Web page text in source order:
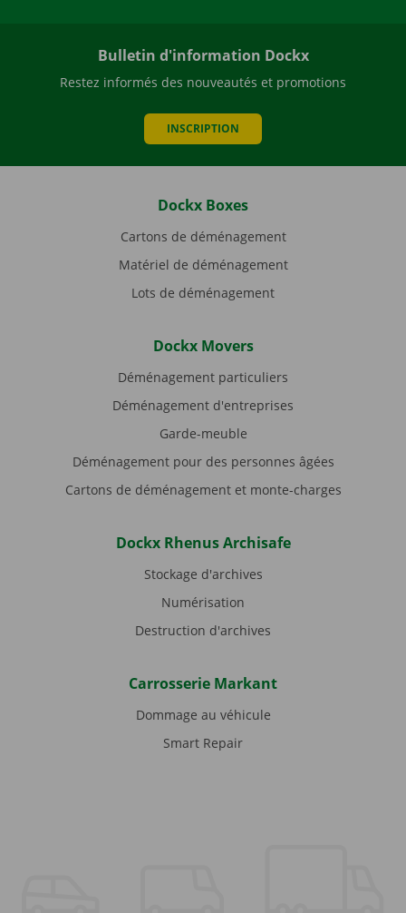
Bulletin d'information Dockx
Restez informés des nouveautés et promotions
INSCRIPTION
Dockx Boxes
Cartons de déménagement
Matériel de déménagement
Lots de déménagement
Dockx Movers
Déménagement particuliers
Déménagement d'entreprises
Garde-meuble
Déménagement pour des personnes âgées
Cartons de déménagement et monte-charges
Dockx Rhenus Archisafe
Stockage d'archives
Numérisation
Destruction d'archives
Carrosserie Markant
Dommage au véhicule
Smart Repair